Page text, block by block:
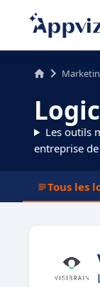
Les outils
entreprise
Tous les